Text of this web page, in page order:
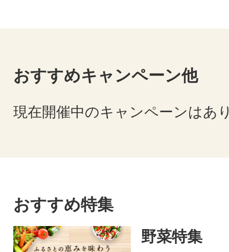
おすすめキャンペーン他
現在開催中のキャンペーンはあ
おすすめ特集
野菜特集